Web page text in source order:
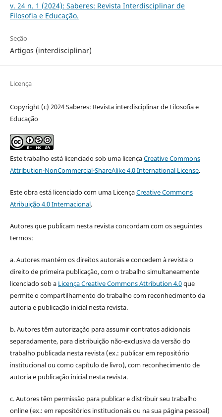
v. 24 n. 1 (2024): Saberes: Revista Interdisciplinar de
Filosofia e Educação.
Seção
Artigos (interdisciplinar)
Licença
Copyright (c) 2024 Saberes: Revista interdisciplinar de Filosofia e
Educação
Este trabalho está licenciado sob uma licençaCreative Commons
Attribution-NonCommercial-ShareAlike 4.0 International License.
Este obra está licenciado com uma LicençaCreative Commons
Atribuição 4.0 Internacional.
Autores que publicam nesta revista concordam com os seguintes
termos:
a. Autores mantém os direitos autorais e concedem à revista o
direito de primeira publicação, com o trabalho simultaneamente
licenciado sob a Licença Creative Commons Attribution 4.0que
permite o compartilhamento do trabalho com reconhecimento da
autoria e publicação inicial nesta revista.
b. Autores têm autorização para assumir contratos adicionais
separadamente, para distribuição não-exclusiva da versão do
trabalho publicada nesta revista (ex.: publicar em repositório
institucional ou como capítulo de livro), com reconhecimento de
autoria e publicação inicial nesta revista.
c. Autores têm permissão para publicar e distribuir seu trabalho
online (ex.: em repositórios institucionais ou na sua página pessoal)